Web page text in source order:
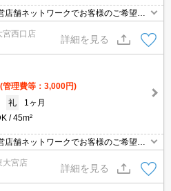
舗ネットワークでお客様のご希望に
頂きます☆賃貸市場に出ている情報を
下さい♪
宮西口店
詳細を見る
(管理費等：3,000円)
礼
1ヶ月
45m²
舗ネットワークでお客様のご希望に
頂きます☆賃貸市場に出ている情報を
下さい♪
大宮店
詳細を見る